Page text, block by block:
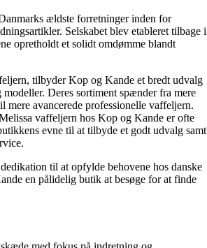
ældste forretninger inden for
Selskabet blev etableret tilbage i
opretholdt et solidt omdømme blandt
tilbyder Kop og Kande et bredt udvalg
Deres sortiment spænder fra mere
mere avancerede professionelle vaffeljern.
vaffeljern hos Kop og Kande er ofte
evne til at tilbyde et godt udvalg samt
til at opfylde behovene hos danske
en pålidelig butik at besøge for at finde